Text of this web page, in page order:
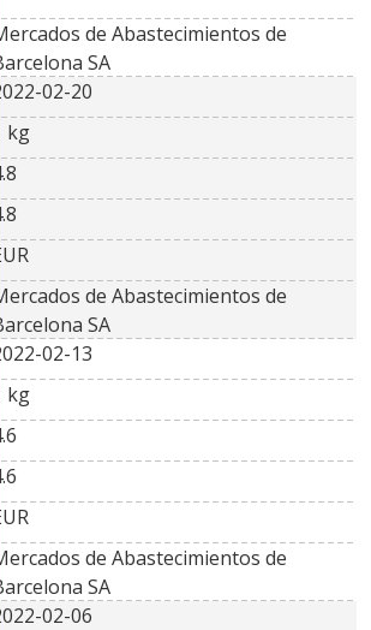
de Abastecimientos de
SA
02-20
kg
de Abastecimientos de
SA
02-13
kg
de Abastecimientos de
SA
02-06